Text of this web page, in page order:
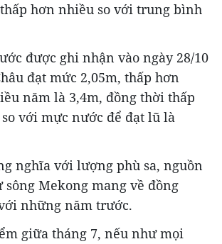
hơn nhiều so với trung bình
được ghi nhận vào ngày 28/10
đạt mức 2,05m, thấp hơn
năm là 3,4m, đồng thời thấp
với mực nước để đạt lũ là
nghĩa với lượng phù sa, nguồn
Mekong mang về đồng
những năm trước.
giữa tháng 7, nếu như mọi